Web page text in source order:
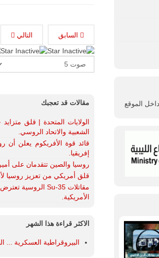
السابق التالي
Rate
مقالات قد تعجبك
الولايات المتحدة | قلق
الشعبية والاتحاد الروسي.
قائد قوة الأفريكوم يعلن أن
إفريقيا.
روسيا والصين تتقدمان على
قلق أمريكي من تعزيز روسيا
الأمريكية.
الاكثر قراءة هذا الشهر
البيروقراطية العسكرية ...